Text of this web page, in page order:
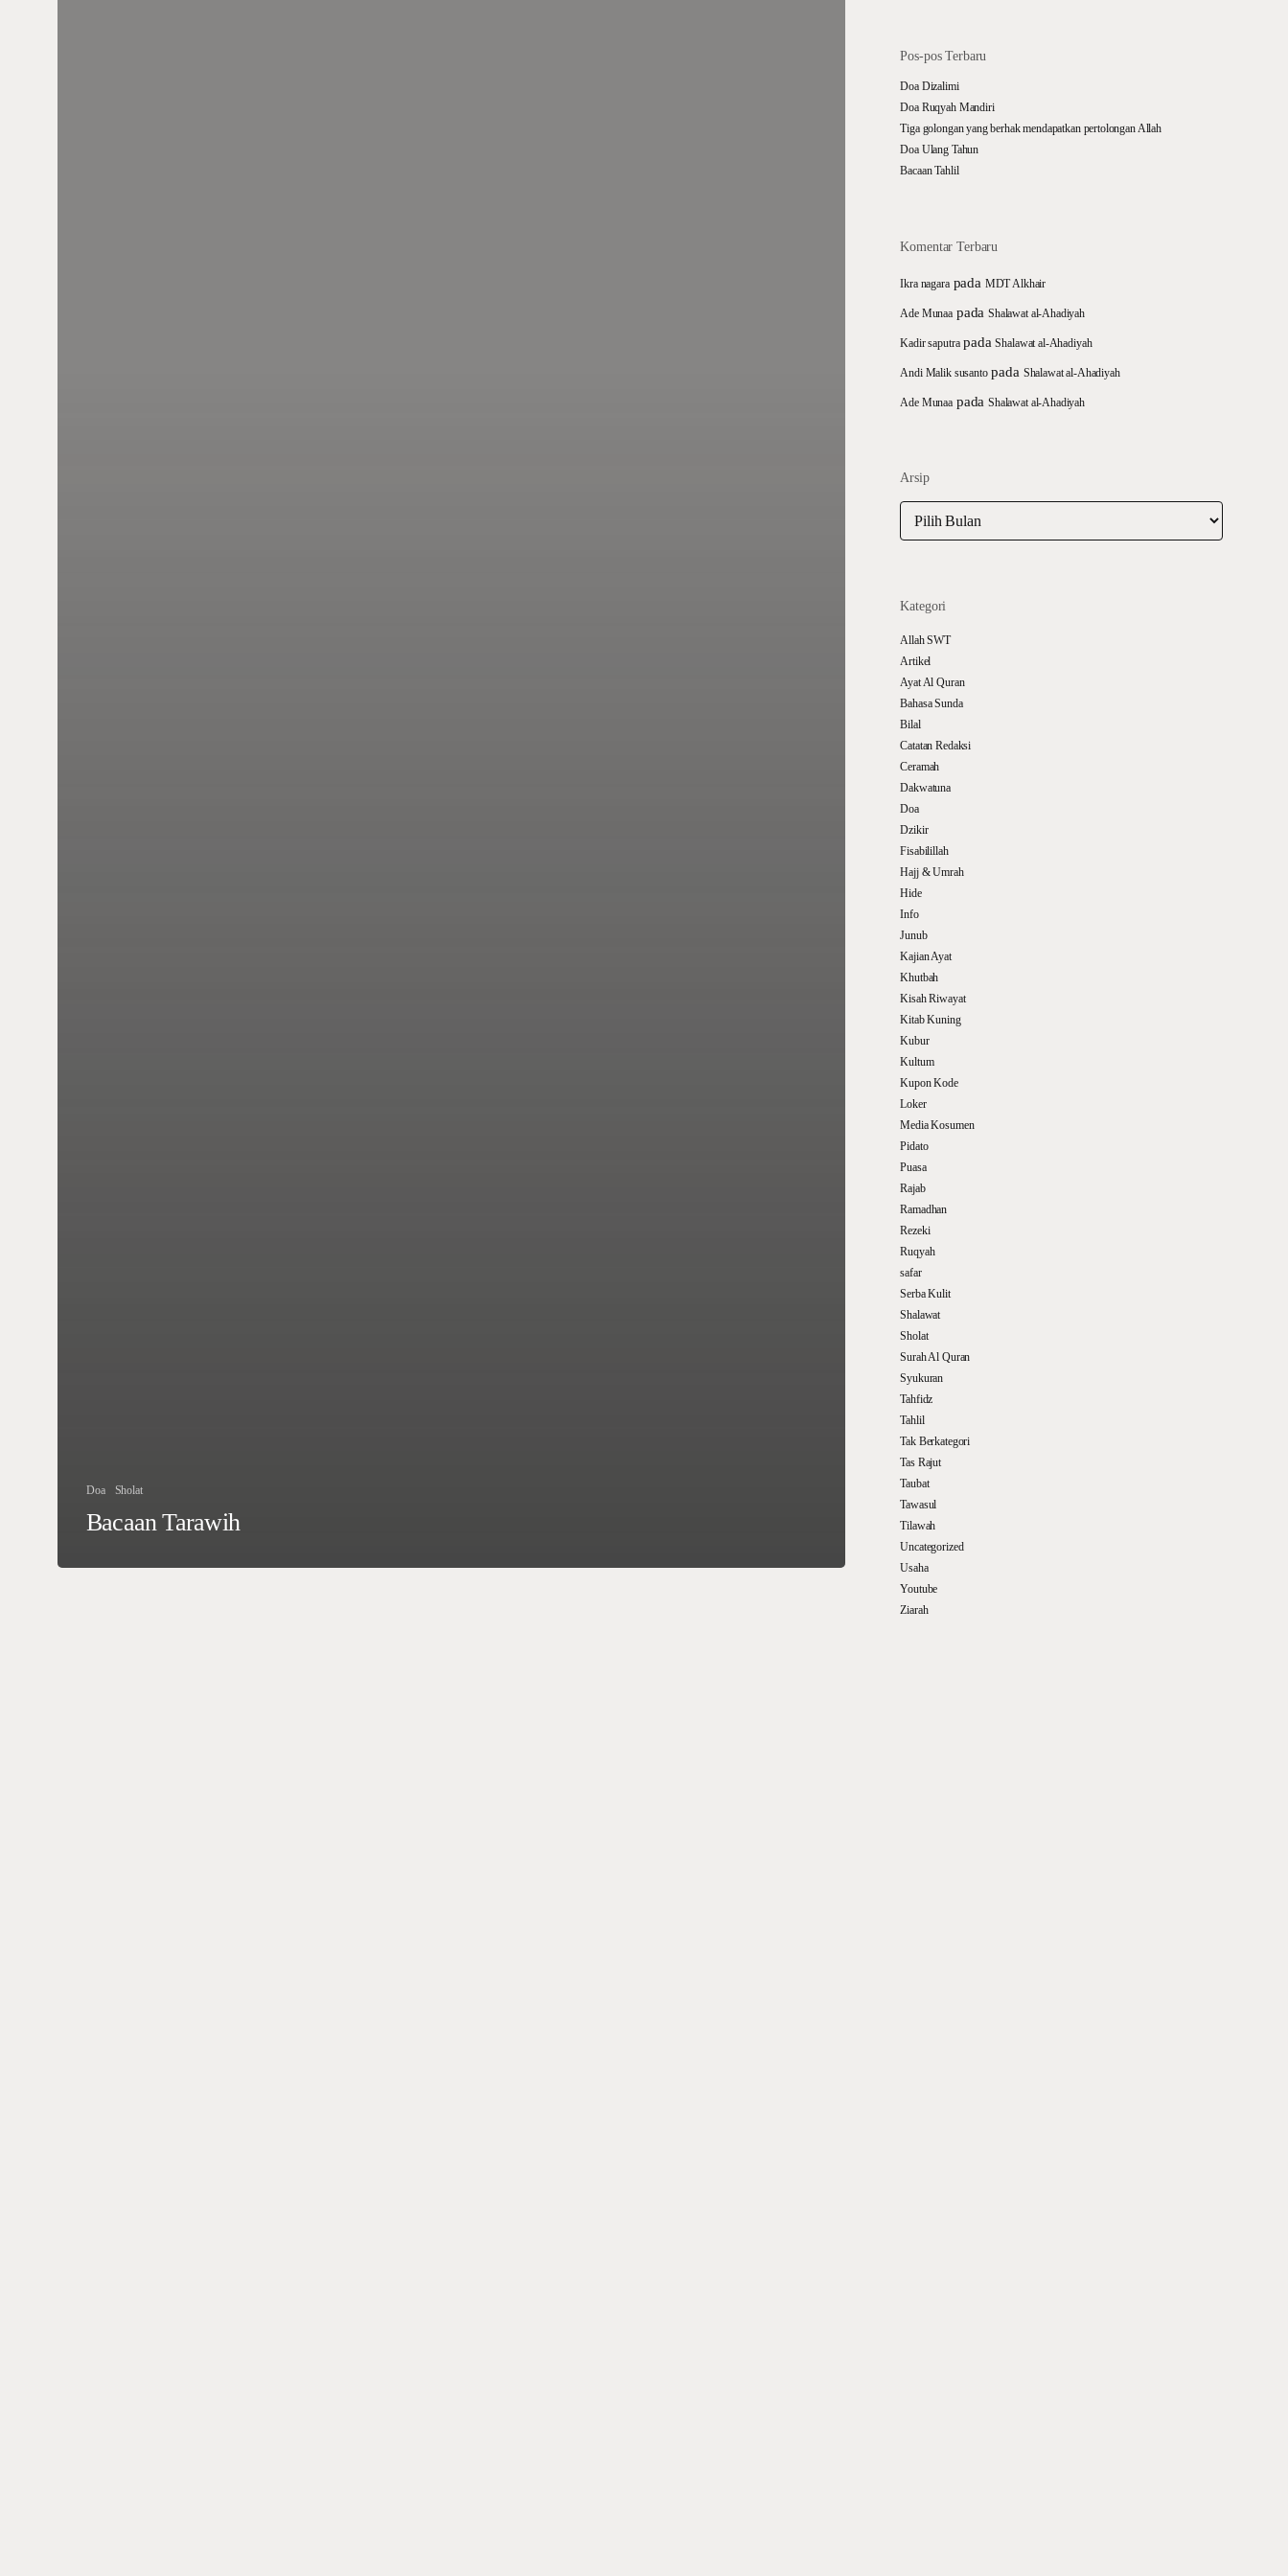
Doa Sholat
Bacaan Tarawih
Pos-pos Terbaru
Doa Dizalimi
Doa Ruqyah Mandiri
Tiga golongan yang berhak mendapatkan pertolongan Allah
Doa Ulang Tahun
Bacaan Tahlil
Komentar Terbaru
Ikra nagarapada MDT Alkhair
Ade Munaa padaShalawat al-Ahadiyah
Kadir saputrapadaShalawat al-Ahadiyah
Andi Malik susantopada Shalawat al-Ahadiyah
Ade Munaa padaShalawat al-Ahadiyah
Arsip
Kategori
Allah SWT
Artikel
Ayat Al Quran
Bahasa Sunda
Bilal
Catatan Redaksi
Ceramah
Dakwatuna
Doa
Dzikir
Fisabilillah
Hajj & Umrah
Hide
Info
Junub
Kajian Ayat
Khutbah
Kisah Riwayat
Kitab Kuning
Kubur
Kultum
Kupon Kode
Loker
Media Kosumen
Pidato
Puasa
Rajab
Ramadhan
Rezeki
Ruqyah
safar
Serba Kulit
Shalawat
Sholat
Surah Al Quran
Syukuran
Tahfidz
Tahlil
Tak Berkategori
Tas Rajut
Taubat
Tawasul
Tilawah
Uncategorized
Usaha
Youtube
Ziarah